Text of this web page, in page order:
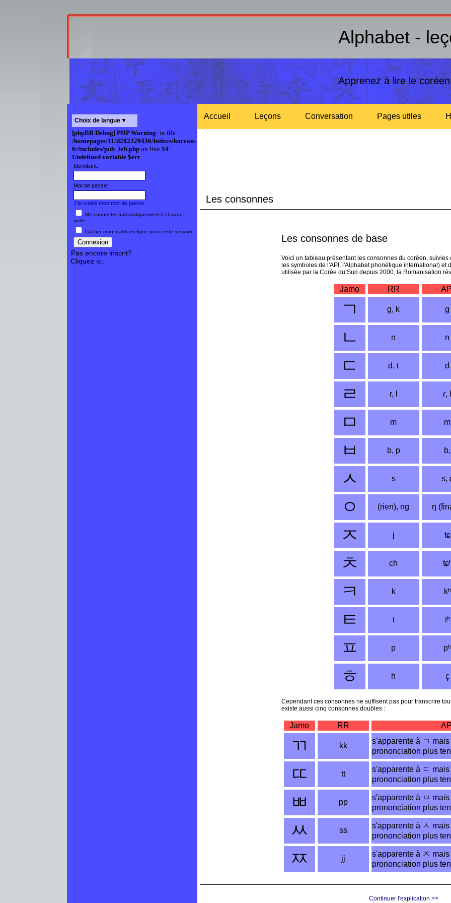
Alphabet -
Apprenez à lire le
Choix de langue
[phpBB Debug] PHP Warning: in file
/homepages/11/d292329436/htdocs/korean-
fr/includes/pub_left.phpon line 54:
Undefined variable $err
Identifiant:
Mot de passe:
J'ai oublié mon mot de passe
Me connecter automatiquement à chaque
visite
Cacher mon statut en ligne pour cette session
Pas encore inscrit?
Cliquez ici
Accueil Leçons Conversation Pages utiles
Les consonnes
Les consonnes de base
Voici un tableau présentant les consonnes du coréen,
les symboles de l'API, l'Alphabet phonétique international) et
utilisée par la Corée du Sud depuis 2000, la Romanisation
Jamo RR API
ㄱ g, k g
ㄴ n n
ㄷ d, t d
ㄹ r, l ɾ, l
ㅁ m m
ㅂ b, p b,
ㅅ s s,
ㅇ (rien), ng ŋ
ㅈ j tɕ
ㅊ ch
ㅋ k kʰ
ㅌ t tʰ
ㅍ p pʰ
ㅎ h ç
Cependant ces consonnes ne suffisent pas pour transcrire
existe aussi cinq consonnes doubles :
Jamo RR API
ㄲ kk
s'apparente à ㄱ
prononciation plus
ㄸ tt
s'apparente à ㄷ
prononciation plus
ㅃ pp
s'apparente à ㅂ
prononciation plus
ㅆ ss
s'apparente à ㅅ
prononciation plus
ㅉ jj
s'apparente à ㅈ
prononciation plus
Continuer l'explication >>